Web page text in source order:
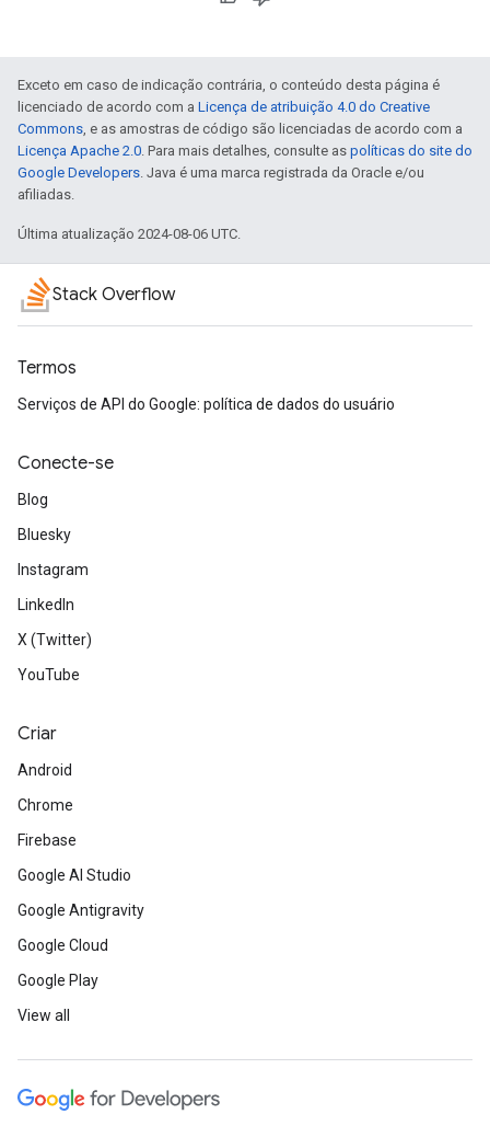
Exceto em caso de indicação contrária, o conteúdo desta página é
licenciado de acordo com a Licença de atribuição 4.0 do Creative
Commons, e as amostras de código são licenciadas de acordo com a
Licença Apache 2.0. Para mais detalhes, consulte as políticas do site do
Google Developers. Java é uma marca registrada da Oracle e/ou
afiliadas.
Última atualização 2024-08-06 UTC.
Stack Overflow
Termos
Serviços de API do Google: política de dados do usuário
Conecte-se
Blog
Bluesky
Instagram
LinkedIn
X (Twitter)
YouTube
Criar
Android
Chrome
Firebase
Google AI Studio
Google Antigravity
Google Cloud
Google Play
View all